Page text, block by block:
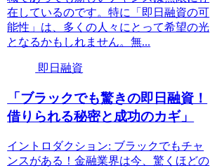
在しているのです。特に「即日融資の可
能性」は、多くの人々にとって希望の光
となるかもしれません。無...
即日融資
「ブラックでも驚きの即日融資！
借りられる秘密と成功のカギ」
イントロダクション: ブラックでもチャ
ンスがある！金融業界は今、驚くほどの